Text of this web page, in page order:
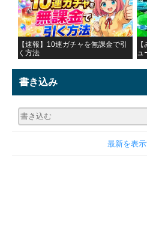
【速報】10連ガチャを無課金で引
く方法
ュ
書き込み
最新を表